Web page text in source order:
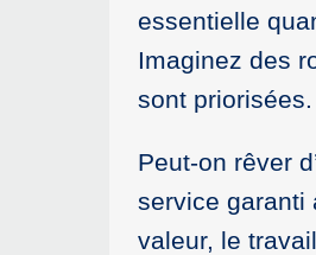
essentielle
Imaginez des
sont priorisées.
Peut-on rêver
service garanti
valeur, le